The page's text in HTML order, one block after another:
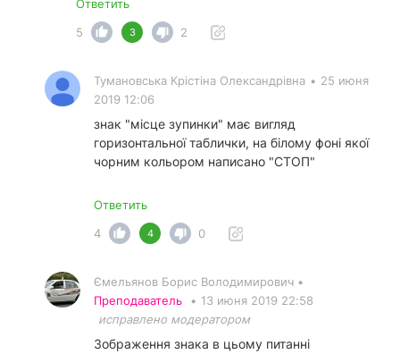
Ответить
5
3 2
Тумановська Крістіна Олександрівна • 25 июня
2019 12:06
знак "місце зупинки" має вигляд
горизонтальної таблички, на білому фоні якої
чорним кольором написано "СТОП"
Ответить
4
4 0
Ємельянов Борис Володимирович •
Преподаватель
• 13 июня 2019 22:58
исправлено модератором
Зображення знака в цьому питанні